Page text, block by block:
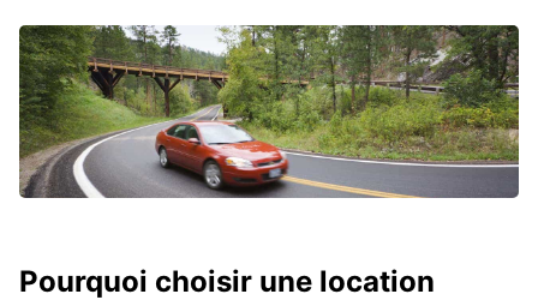
Pourquoi choisir une location